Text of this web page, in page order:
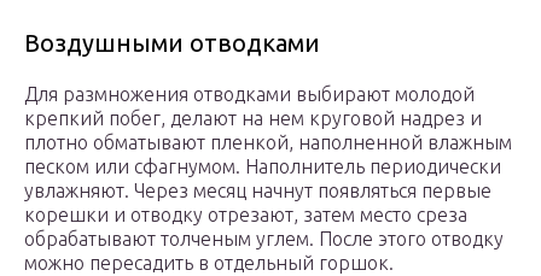
Воздушными отводками
Для размножения отводками выбирают молодой
крепкий побег, делают на нем круговой надрез и
плотно обматывают пленкой, наполненной влажным
песком или сфагнумом. Наполнитель периодически
увлажняют. Через месяц начнут появляться первые
корешки и отводку отрезают, затем место среза
обрабатывают толченым углем. После этого отводку
можно пересадить в отдельный горшок.